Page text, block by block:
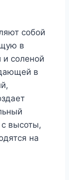
собой
в
и соленой
в
высоты,
на